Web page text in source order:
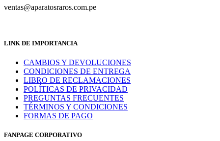
ventas@aparatosraros.com.pe
LINK DE IMPORTANCIA
CAMBIOS Y DEVOLUCIONES
CONDICIONES DE ENTREGA
LIBRO DE RECLAMACIONES
POLÍTICAS DE PRIVACIDAD
PREGUNTAS FRECUENTES
TÉRMINOS Y CONDICIONES
FORMAS DE PAGO
FANPAGE CORPORATIVO